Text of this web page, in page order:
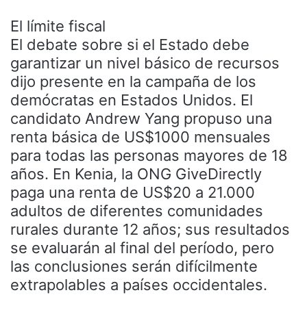
El límite fiscal
El debate sobre si el Estado debe
garantizar un nivel básico de recursos
dijo presente en la campaña de los
demócratas en Estados Unidos. El
candidato Andrew Yang propuso una
renta básica de US$1000 mensuales
para todas las personas mayores de 18
años. En Kenia, la ONG GiveDirectly
paga una renta de US$20 a 21.000
adultos de diferentes comunidades
rurales durante 12 años; sus resultados
se evaluarán al final del período, pero
las conclusiones serán difícilmente
extrapolables a países occidentales.